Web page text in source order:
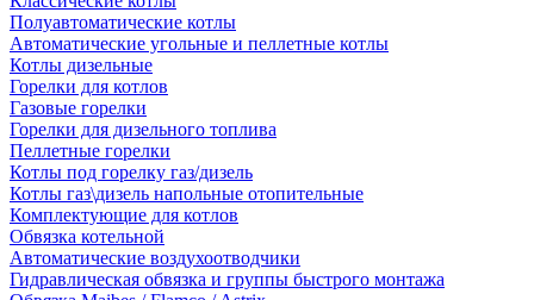
Полуавтоматические котлы
Автоматические угольные и пеллетные котлы
Котлы дизельные
Горелки для котлов
Газовые горелки
Горелки для дизельного топлива
Пеллетные горелки
Котлы под горелку газ/дизель
Котлы газ\дизель напольные отопительные
Комплектующие для котлов
Обвязка котельной
Автоматические воздухоотводчики
Гидравлическая обвязка и группы быстрого монтажа